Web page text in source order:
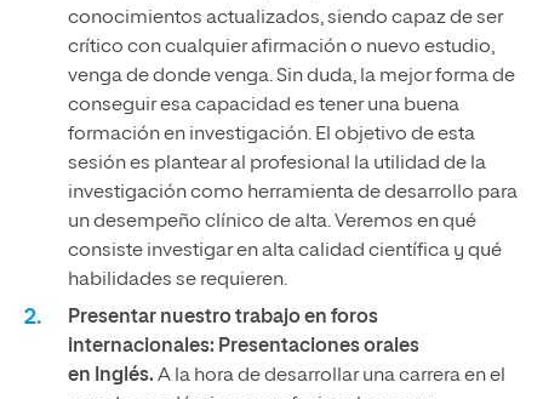
conocimientos actualizados, siendo capaz de ser
crítico con cualquier afirmación o nuevo estudio,
venga de donde venga. Sin duda, la mejor forma de
conseguir esa capacidad es tener una buena
formación en investigación. El objetivo de esta
sesión es plantear al profesional la utilidad de la
investigación como herramienta de desarrollo para
un desempeño clínico de alta. Veremos en qué
consiste investigar en alta calidad científica y qué
habilidades se requieren.
Presentar nuestro trabajo en foros
internacionales: Presentaciones orales
en Inglés. A la hora de desarrollar una carrera en el